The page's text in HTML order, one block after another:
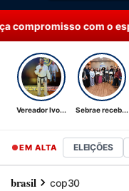
o esporte nas periferias
Vereador Ivo... Sebrae receb...
EM ALTA ELEIÇÕES
brasil cop30